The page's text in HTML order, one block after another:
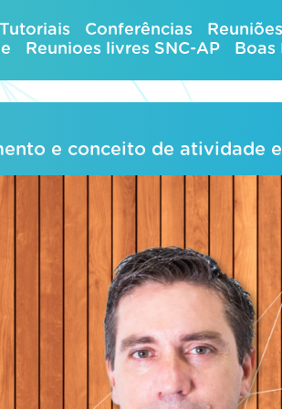
Tutoriais Conferências
Reunioes livres SNC-AP Boas
e conceito de atividade